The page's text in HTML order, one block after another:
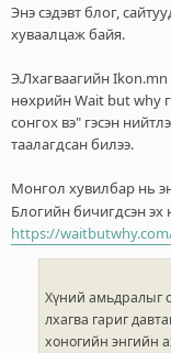
ч
л
э
Энэ сэдэвт блог,
хуваалцаж байя.
Э.Лхагваагийн
нөхрийн Wait but why
сонгох вэ" гэсэн
таалагдсан билээ.
Монгол хувилбар нь
Блогийн бичигдсэн эх
https://
Хүний амьдралыг
лхагва гариг
хоногийн энгийн